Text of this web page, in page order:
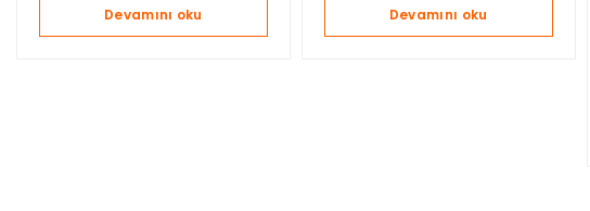
Devamını oku Devamını oku